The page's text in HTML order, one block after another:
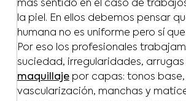
más sentido en el caso de
la piel. En ellos debemos pensar
humana no es uniforme pero sí
Por eso los profesionales
suciedad, irregularidades, arrugas
maquillajepor capas: tonos base,
vascularización, manchas y